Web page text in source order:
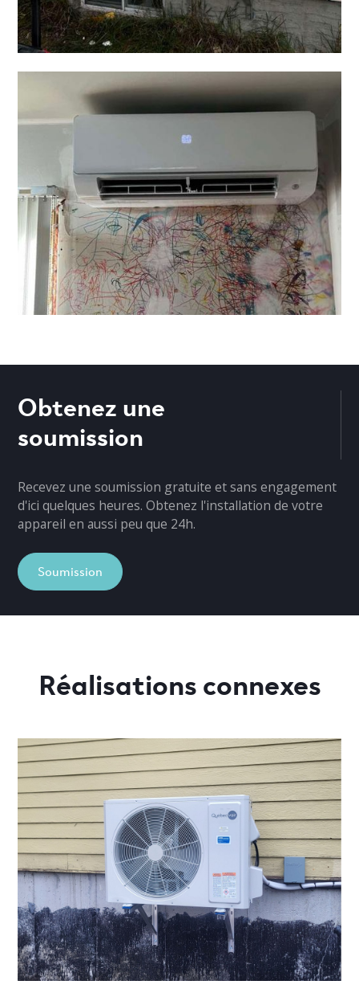
Obtenez une
soumission
Recevez une soumission gratuite et sans engagement
d'ici quelques heures. Obtenez l'installation de votre
appareil en aussi peu que 24h.
Soumission
Réalisations connexes